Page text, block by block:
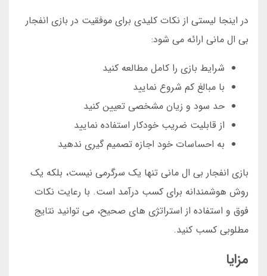
در اینجا لیستی از نکات کلیدی برای موفقیت در بازی انفجار
بی ال مانی ارائه می شود:
شرایط بازی را کامل مطالعه کنید
با مبالغ کم شروع نمایید
حد سود و زیان مشخصی تعیین کنید
از قابلیت ضریب خودکار استفاده نمایید
به احساسات خود اجازه تصمیم گیری ندهید
بازی انفجار بی ال مانی تنها یک سرگرمی نیست، بلکه یک
روش هوشمندانه برای کسب درآمد است. با رعایت نکات
فوق و استفاده از استراتژی های صحیح، می توانید نتایج
مطلوبی کسب کنید.
مزایا